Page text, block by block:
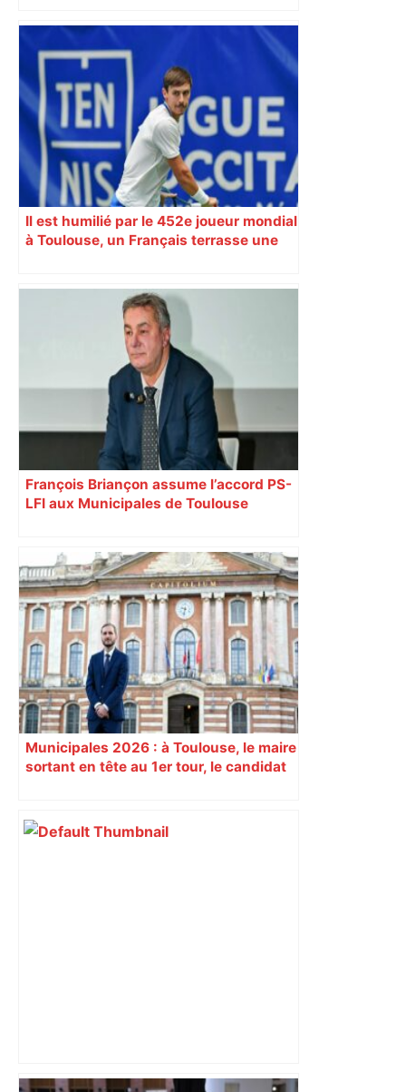
Mort mystérieuse près de Toulouse :
une émission de M6 revient sur l'affaire
Christian Abraham, retrouvé la gorge
tranchée et recouvert de feuilles il y a
deux ans – ladepeche.fr
Il est humilié par le 452e joueur mondial
à Toulouse, un Français terrasse une
François Briançon assume l’accord PS-
LFI aux Municipales de Toulouse
Municipales 2026 : à Toulouse, le maire
sortant en tête au 1er tour, le candidat